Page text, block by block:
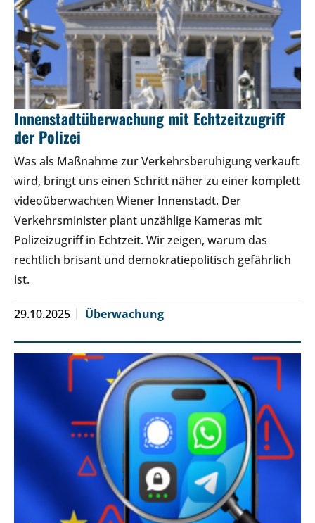
Innenstadtüberwachung mit Echtzeitzugriff
der Polizei
Was als Maßnahme zur Verkehrsberuhigung verkauft
wird, bringt uns einen Schritt näher zu einer komplett
videoüberwachten Wiener Innenstadt. Der
Verkehrsminister plant unzählige Kameras mit
Polizeizugriff in Echtzeit. Wir zeigen, warum das
rechtlich brisant und demokratiepolitisch gefährlich
ist.
29.10.2025 Überwachung